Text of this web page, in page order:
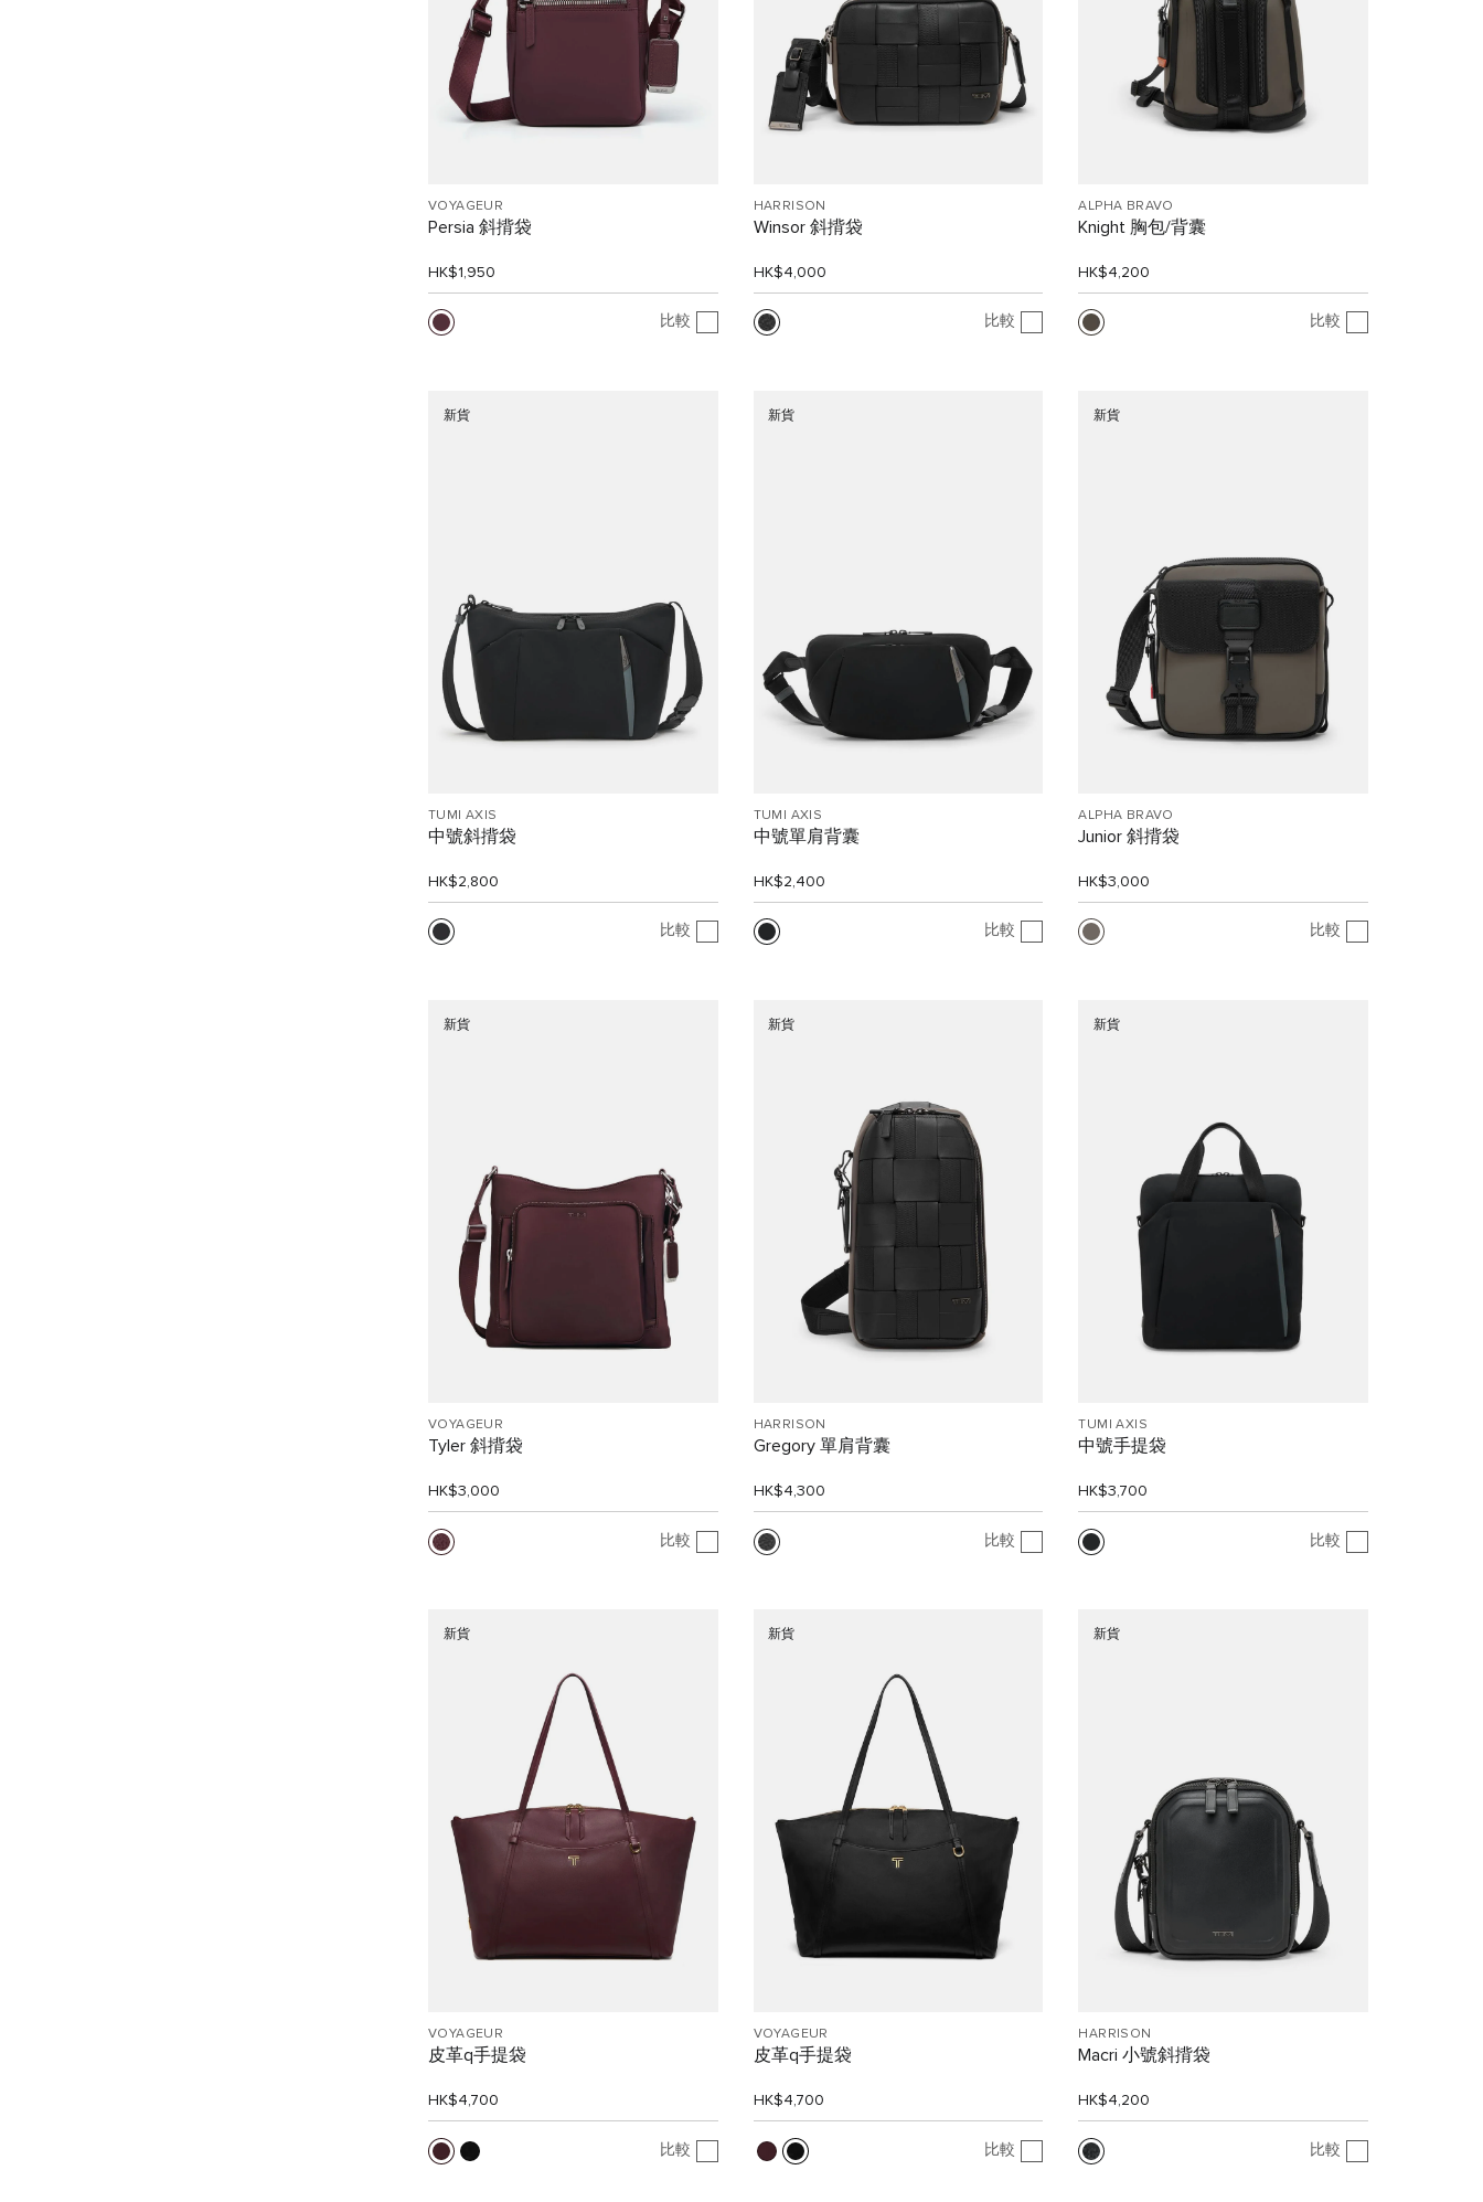
VOYAGEUR
Persia 斜揹袋
HK$1,950
比較
HARRISON
Winsor 斜揹袋
HK$4,000
比較
ALPHA BRAVO
Knight 胸包/背囊
HK$4,200
比較
新貨
TUMI AXIS
中號斜揹袋
HK$2,800
比較
新貨
TUMI AXIS
中號單肩背囊
HK$2,400
比較
新貨
ALPHA BRAVO
Junior 斜揹袋
HK$3,000
比較
新貨
VOYAGEUR
Tyler 斜揹袋
HK$3,000
比較
新貨
HARRISON
Gregory 單肩背囊
HK$4,300
比較
新貨
TUMI AXIS
中號手提袋
HK$3,700
比較
新貨
VOYAGEUR
皮革q手提袋
HK$4,700
比較
新貨
VOYAGEUR
皮革q手提袋
HK$4,700
比較
新貨
HARRISON
Macri 小號斜揹袋
HK$4,200
比較